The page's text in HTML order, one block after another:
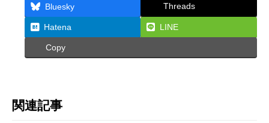
Bluesky Threads
Hatena LINE
Copy
関連記事